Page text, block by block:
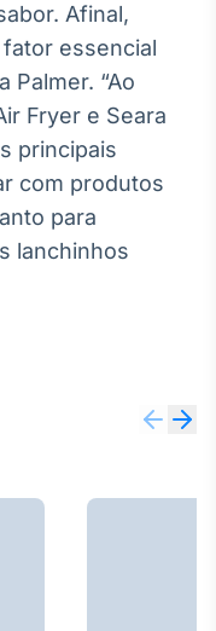
Afinal,
essencial
Palmer. “Ao
Fryer e Seara
principais
com produtos
para
lanchinhos